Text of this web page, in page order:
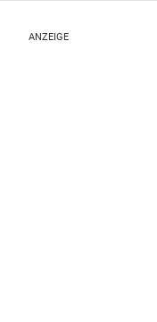
ANZEIGE